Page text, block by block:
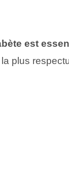
est
plus